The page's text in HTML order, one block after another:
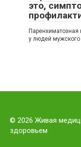
это,
у людей мужского
© 2026 Живая
здоровьем